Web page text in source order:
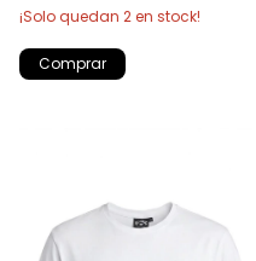
¡Solo quedan 2en stock!
Comprar